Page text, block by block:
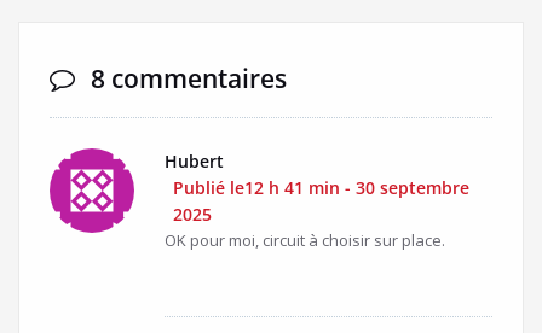
8 commentaires
Hubert
Publié le12 h 41 min - 30 septembre
2025
OK pour moi, circuit à choisir sur place.